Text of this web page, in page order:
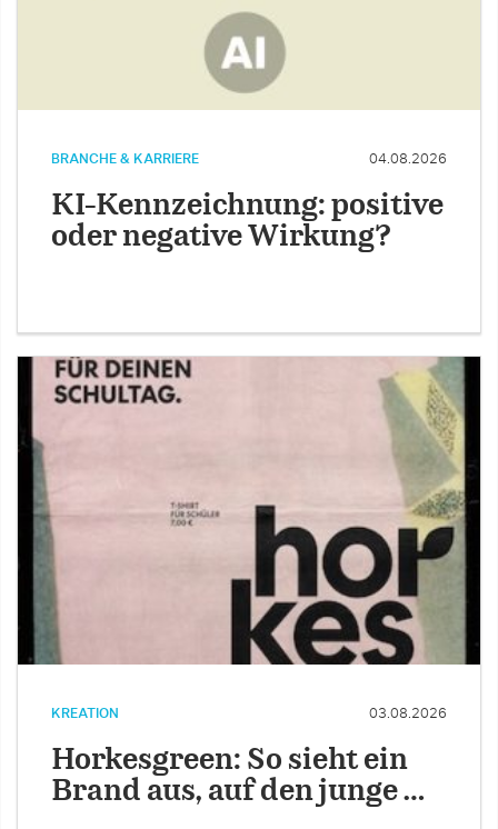
BRANCHE & KARRIERE 04.08.2026
KI-Kennzeichnung: positive
oder negative Wirkung?
KREATION 03.08.2026
Horkesgreen: So sieht ein
Brand aus, auf den junge …